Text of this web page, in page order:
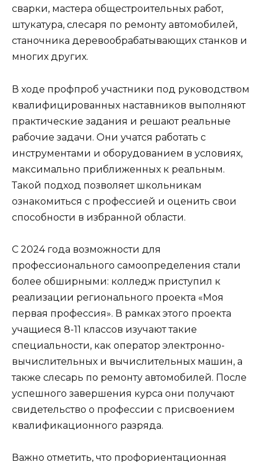
сварки, мастера общестроительных работ,
штукатура, слесаря по ремонту автомобилей,
станочника деревообрабатывающих станков и
многих других.
В ходе профпроб участники под руководством
квалифицированных наставников выполняют
практические задания и решают реальные
рабочие задачи. Они учатся работать с
инструментами и оборудованием в условиях,
максимально приближенных к реальным.
Такой подход позволяет школьникам
ознакомиться с профессией и оценить свои
способности в избранной области.
С 2024 года возможности для
профессионального самоопределения стали
более обширными: колледж приступил к
реализации регионального проекта «Моя
первая профессия». В рамках этого проекта
учащиеся 8-11 классов изучают такие
специальности, как оператор электронно-
вычислительных и вычислительных машин, а
также слесарь по ремонту автомобилей. После
успешного завершения курса они получают
свидетельство о профессии с присвоением
квалификационного разряда.
Важно отметить, что профориентационная